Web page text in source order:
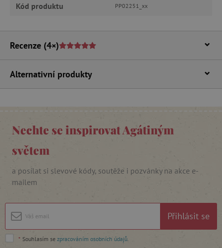
Kód produktu PP02251_xx
Recenze (4×)
Alternativní produkty
Nechte se inspirovat Agátiným
světem
a posílat si slevové kódy, soutěže i pozvánky na akce e-
mailem
Přihlásit se
* Souhlasím se zpracováním osobních údajů
FUNKČNÍ SOUBORY
Funkční soubory
základní funkce webových stránek, jako je
přihlášení uživatele a správa účtu. Webové
cookie správně používat.
__cf_bm
Cloudflare Inc.
.vimeo.com